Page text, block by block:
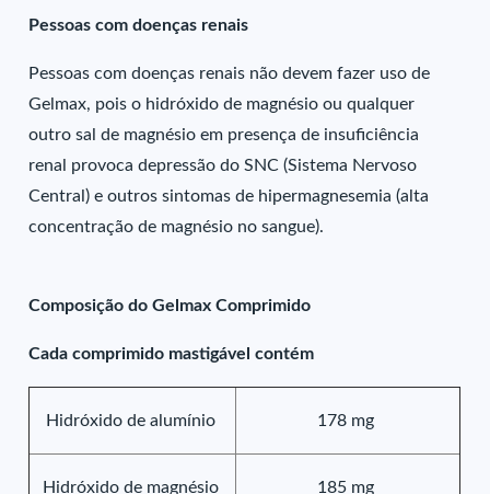
Pessoas com doenças renais
Pessoas com doenças renais não devem fazer uso de
Gelmax, pois o hidróxido de magnésio ou qualquer
outro sal de magnésio em presença de insuficiência
renal provoca depressão do SNC (Sistema Nervoso
Central) e outros sintomas de hipermagnesemia (alta
concentração de magnésio no sangue).
Composição do Gelmax Comprimido
Cada comprimido mastigável contém
Hidróxido de alumínio 178 mg
Hidróxido de magnésio 185 mg